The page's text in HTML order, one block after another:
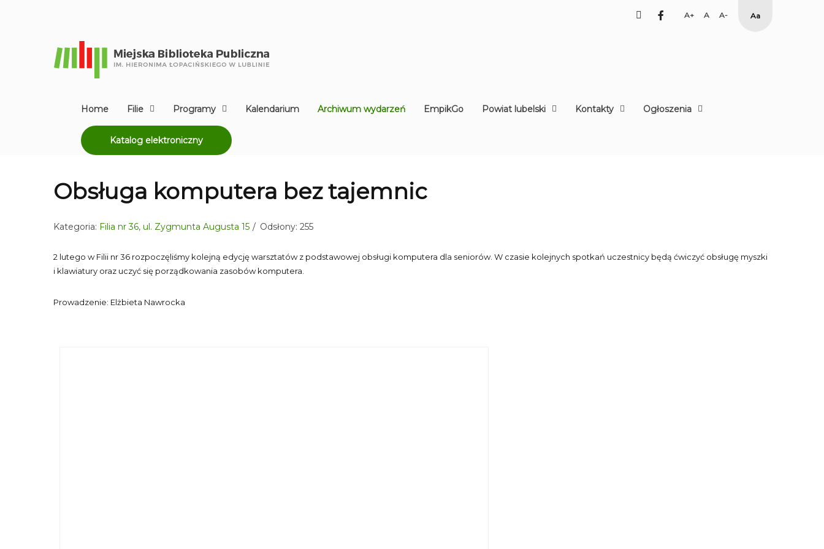
facebook
Set Set
Smaller
High
Home Filie Programy Kalendarium Archiwum wydarzeń EmpikGo Powiat lubelski Kontakty Ogłoszenia
Katalog elektroniczny
Obsługa komputera bez tajemnic
Kategoria: Filia nr 36, ul. Zygmunta Augusta 15 Odsłony: 255
2 lutego w Filii nr 36 rozpoczęliśmy kolejną edycję warsztatów z podstawowej obsługi komputera dla seniorów. W czasie kolejnych spotkań uczestnicy będą ćwiczyć obsługę myszki
i klawiatury oraz uczyć się porządkowania zasobów komputera.
Prowadzenie: Elżbieta Nawrocka